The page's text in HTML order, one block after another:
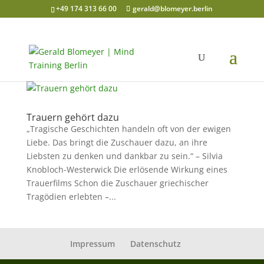
+49 174 313 66 00 gerald@blomeyer.berlin
Trauern gehört dazu
„Tragische Geschichten handeln oft von der ewigen
Liebe. Das bringt die Zuschauer dazu, an ihre
Liebsten zu denken und dankbar zu sein.“ – Silvia
Knobloch-Westerwick Die erlösende Wirkung eines
Trauerfilms Schon die Zuschauer griechischer
Tragödien erlebten –...
Impressum Datenschutz